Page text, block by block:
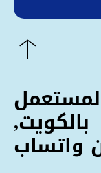
بالكويت,
واتساب